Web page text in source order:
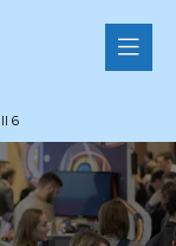
6